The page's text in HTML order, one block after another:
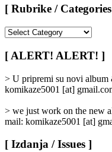
[ Rubrike /
/
Categories
[ ALERT! ALERT! ]
> U pripremi su novi album
komikaze5001 [at]
> we just work on the new
mail: komikaze5001 [at]
[ Izdanja / Issues ]